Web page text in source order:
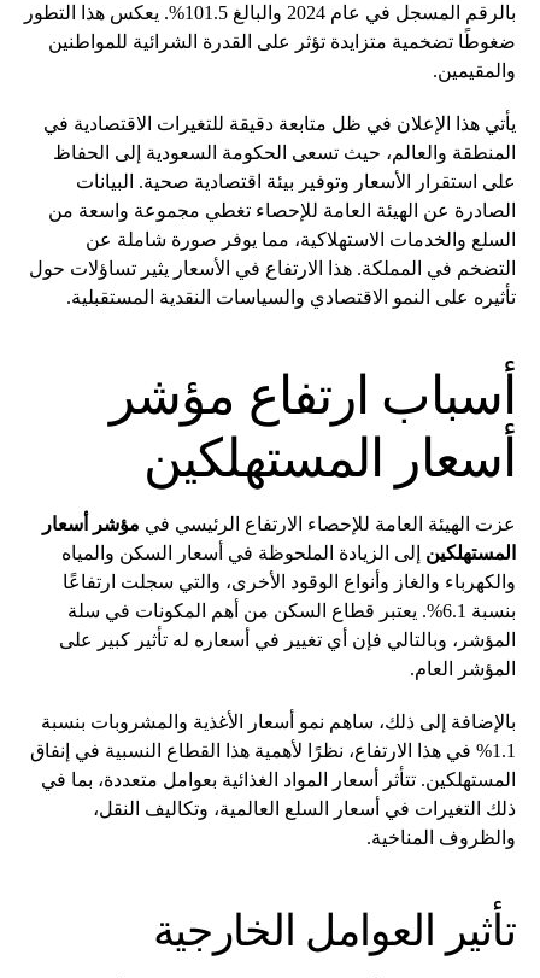
بالرقم المسجل في عام 2024 والبالغ 101.5%. يعكس هذا التطور
ضغوطًا تضخمية متزايدة تؤثر على القدرة الشرائية للمواطنين
والمقيمين.
يأتي هذا الإعلان في ظل متابعة دقيقة للتغيرات الاقتصادية في
المنطقة والعالم، حيث تسعى الحكومة السعودية إلى الحفاظ
على استقرار الأسعار وتوفير بيئة اقتصادية صحية. البيانات
الصادرة عن الهيئة العامة للإحصاء تغطي مجموعة واسعة من
السلع والخدمات الاستهلاكية، مما يوفر صورة شاملة عن
التضخم في المملكة. هذا الارتفاع في الأسعار يثير تساؤلات حول
تأثيره على النمو الاقتصادي والسياسات النقدية المستقبلية.
أسباب ارتفاع مؤشر
أسعار المستهلكين
عزت الهيئة العامة للإحصاء الارتفاع الرئيسي في مؤشر أسعار
المستهلكين إلى الزيادة الملحوظة في أسعار السكن والمياه
والكهرباء والغاز وأنواع الوقود الأخرى، والتي سجلت ارتفاعًا
بنسبة 6.1%. يعتبر قطاع السكن من أهم المكونات في سلة
المؤشر، وبالتالي فإن أي تغيير في أسعاره له تأثير كبير على
المؤشر العام.
بالإضافة إلى ذلك، ساهم نمو أسعار الأغذية والمشروبات بنسبة
1.1% في هذا الارتفاع، نظرًا لأهمية هذا القطاع النسبية في إنفاق
المستهلكين. تتأثر أسعار المواد الغذائية بعوامل متعددة، بما في
ذلك التغيرات في أسعار السلع العالمية، وتكاليف النقل،
والظروف المناخية.
تأثير العوامل الخارجية